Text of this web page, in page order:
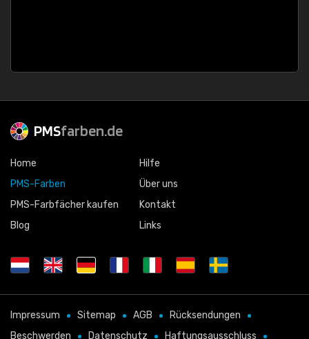
PMSfarben.de
Home
PMS-Farben
PMS-Farbfächer kaufen
Blog
Hilfe
Über uns
Kontakt
Links
Impressum Sitemap AGB
Rücksendungen
Beschwerden
Datenschutz Haftungsausschluss